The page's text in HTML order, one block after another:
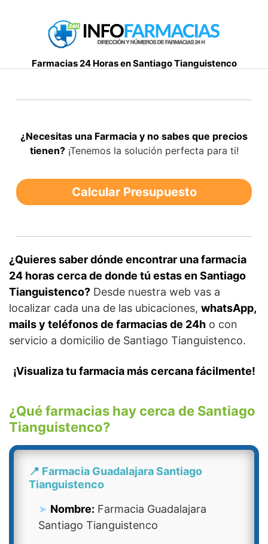
Farmacias 24 Horas en Santiago Tianguistenco
¿Necesitas una Farmacia y no sabes que precios
tienen?¡Tenemos la solución perfecta para ti!
Calcular Presupuesto
¿Quieres saber dónde encontrar una farmacia
24 horas cerca de donde tú estas en Santiago
Tianguistenco? Desde nuestra web vas a
localizar cada una de las ubicaciones, whatsApp,
mails y teléfonos de farmacias de 24h o con
servicio a domicilio de Santiago Tianguistenco.
¡Visualiza tu farmacia más cercana fácilmente!
¿Qué farmacias hay cerca de Santiago
Tianguistenco?
📍 Farmacia Guadalajara Santiago
Tianguistenco
Nombre: Farmacia Guadalajara
Santiago Tianguistenco